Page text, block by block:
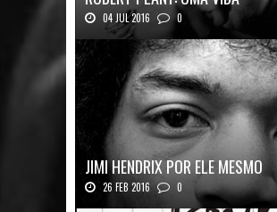
04 JUL 2016 0
Robert Plant, o vocalista do Led Zeppeli...
JIMI HENDRIX POR ELE MESMO
26 FEB 2016 0
Texto histórico expõe a mente do